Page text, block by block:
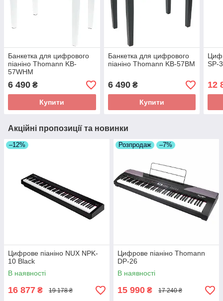
Банкетка для цифрового
піаніно Thomann KB-
57WHM
6 490 ₴
Купити
Банкетка для цифрового
піаніно Thomann KB-57BM
6 490₴
Купити
SP-
12
Акційні пропозиції та новинки
–12%
Цифрове піаніно NUX NPK-
10 Black
В наявності
16 877 ₴ 19 178 ₴
Розпродаж –7%
Цифрове піаніно Thomann
DP-26
В наявності
15 990 ₴ 17 240 ₴